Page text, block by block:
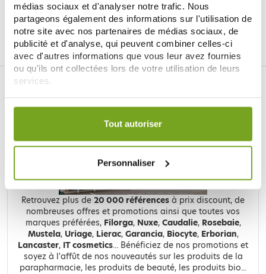
médias sociaux et d'analyser notre trafic. Nous
partageons également des informations sur l'utilisation de
notre site avec nos partenaires de médias sociaux, de
publicité et d'analyse, qui peuvent combiner celles-ci
avec d'autres informations que vous leur avez fournies
ou qu'ils ont collectées lors de votre utilisation de leurs
services.
Votre choix de consentement est conservé pendant une
Tout autoriser
Personnaliser
Je souhaite m'inscrire à la newsletter
Facebook Instagram Pinterest
DROGUERÍA ONLINE BALDY MÉJEAN
Retrouvez plus de 20 000 références à prix discount, de
nombreuses offres et promotions ainsi que toutes vos
marques préférées, Filorga, Nuxe, Caudalie, Rosebaie,
Mustela, Uriage, Lierac, Garancia, Biocyte, Erborian,
Lancaster, IT cosmetics... Bénéficiez de nos promotions et
soyez à l'affût de nos nouveautés sur les produits de la
parapharmacie, les produits de beauté, les produits bio...